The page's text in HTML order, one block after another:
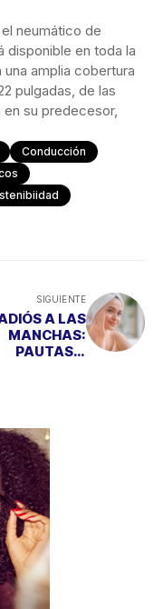
neumático de
disponible en toda la
amplia cobertura
pulgadas, de las
su predecesor,
Conducción
SIGUIENTE
A LAS
MANCHAS:
PAUTAS Y